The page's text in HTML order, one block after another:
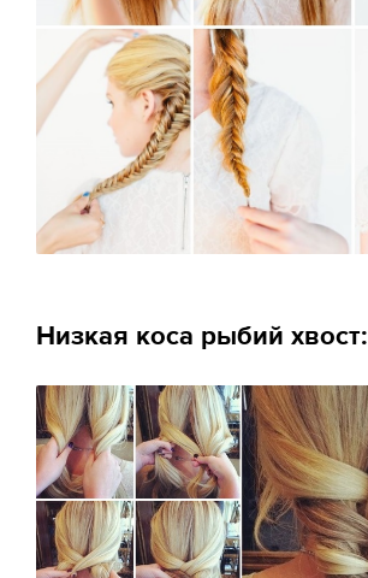
Низкая коса рыбий хвост: